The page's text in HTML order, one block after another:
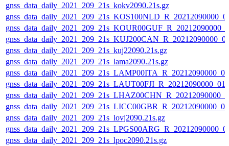
gnss_data_daily_2021_209_21s_kokv2090.21s.gz
gnss_data_daily_2021_209_21s_kuj22090.21s.gz
gnss_data_daily_2021_209_21s_lama2090.21s.gz
gnss_data_daily_2021_209_21s_lovj2090.21s.gz
gnss_data_daily_2021_209_21s_lpoc2090.21s.gz